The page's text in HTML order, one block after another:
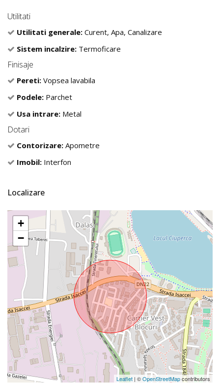
Utilitati
Utilitati generale: Curent, Apa, Canalizare
Sistem incalzire: Termoficare
Finisaje
Pereti: Vopsea lavabila
Podele: Parchet
Usa intrare: Metal
Dotari
Contorizare: Apometre
Imobil: Interfon
Localizare
+
−
Leaflet | ©OpenStreetMapcontributors